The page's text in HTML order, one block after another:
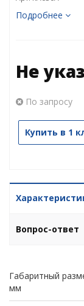
Подробнее
Не
По запросу
Купить в 1
Вопрос-ответ
Габаритный
мм